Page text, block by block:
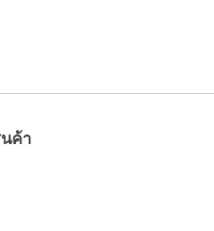
ค้า